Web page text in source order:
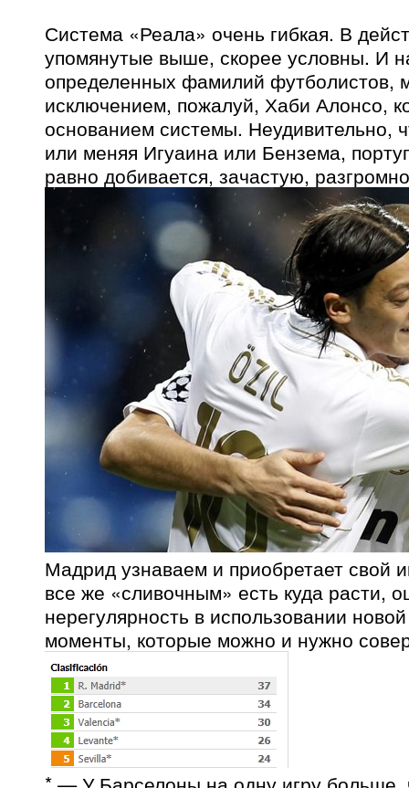
Система «Реала» очень гибкая. В
упомянутые выше, скорее условны. И
определенных фамилий футболистов,
исключением, пожалуй, Хаби Алонсо,
основанием системы. Неудивительно,
или меняя Игуаина или Бензема,
равно добивается, зачастую,
Мадрид узнаваем и приобретает свой
все же «сливочным» есть куда расти,
нерегулярность в использовании
моменты, которые можно и нужно